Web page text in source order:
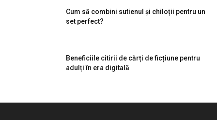
Cum să combini sutienul și chiloții pentru un
set perfect?
Beneficiile citirii de cărți de ficțiune pentru
adulți în era digitală